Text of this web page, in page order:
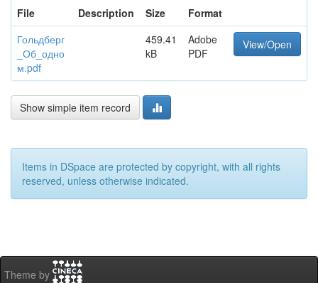
File
Description Size
Format
Гольдберг
_Об_одно
м.pdf
459.41
kB
Adobe
PDF
View/Open
Show simple item record
Items in DSpace are protected by copyright, with all rights
reserved, unless otherwise indicated.
Theme by